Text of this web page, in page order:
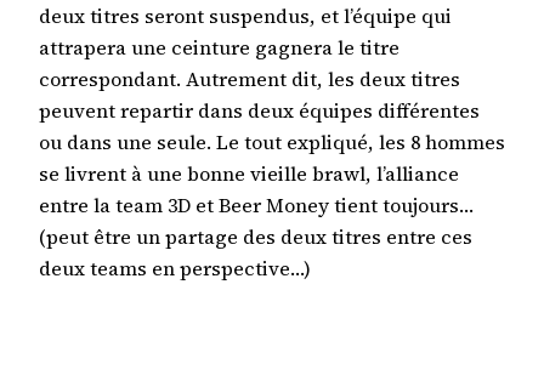
deux titres seront suspendus, et l’équipe qui
attrapera une ceinture gagnera le titre
correspondant. Autrement dit, les deux titres
peuvent repartir dans deux équipes différentes
ou dans une seule. Le tout expliqué, les 8 hommes
se livrent à une bonne vieille brawl, l’alliance
entre la team 3D et Beer Money tient toujours…
(peut être un partage des deux titres entre ces
deux teams en perspective…)